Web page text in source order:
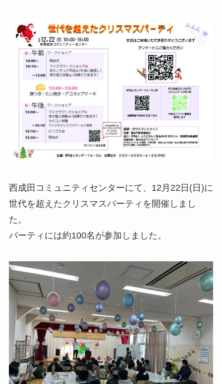
西成田コミュニティセンターにて、12月22日(日)に
世代を超えたクリスマスパーティを開催しまし
た。
パーティには約100名が参加しました。